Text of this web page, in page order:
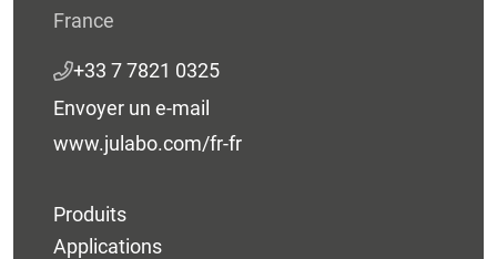
France
+33 7 7821 0325
Envoyer un e-mail
www.julabo.com/fr-fr
Produits
Applications